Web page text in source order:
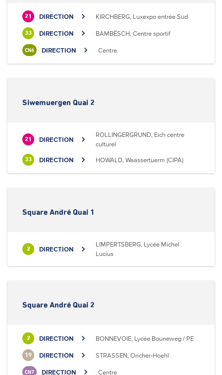
21 DIRECTION KIRCHBERG, Luxexpo entrée Sud
33 DIRECTION BAMBËSCH, Centre sportif
CN6 DIRECTION Centre
Siwemuergen Quai 2
21 DIRECTION
ROLLINGERGRUND, Eich centre
culturel
33 DIRECTION HOWALD, Waassertuerm (CIPA)
Square André Quai 1
2 DIRECTION
LIMPERTSBERG, Lycée Michel
Lucius
Square André Quai 2
2 DIRECTION BONNEVOIE, Lycée Bouneweg / PE
19 DIRECTION STRASSEN, Oricher-Hoehl
CN7 DIRECTION Centre